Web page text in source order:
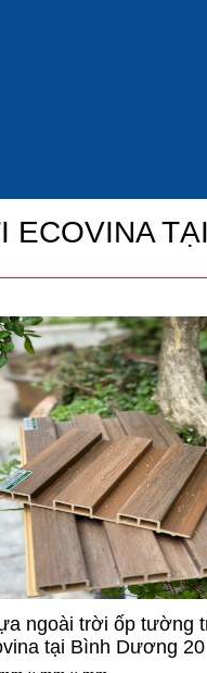
ECOVINA
ngoài trời ốp tường
tại Bình Dương 20